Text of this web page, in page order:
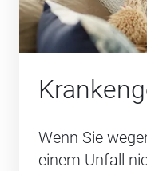
Wenn Sie
einem Unfall